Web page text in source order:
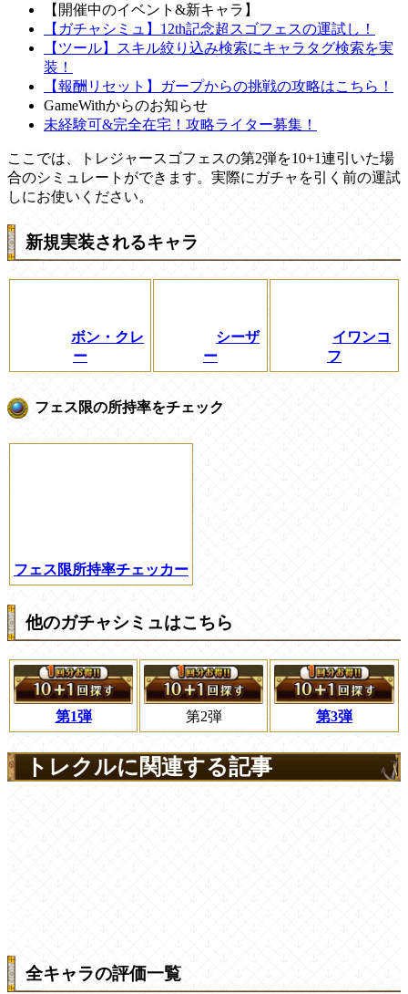
【開催中のイベント&新キャラ】
【ガチャシミュ】12th記念超スゴフェスの運試し！
【ツール】スキル絞り込み検索にキャラタグ検索を実
装！
【報酬リセット】ガープからの挑戦の攻略はこちら！
GameWithからのお知らせ
未経験可&完全在宅！攻略ライター募集！
ここでは、トレジャースゴフェスの第2弾を10+1連引いた場
合のシミュレートができます。実際にガチャを引く前の運試
しにお使いください。
新規実装されるキャラ
ボン・クレ
ー
シーザ
ー
イワンコ
フ
フェス限の所持率をチェック
フェス限所持率チェッカー
他のガチャシミュはこちら
第1弾 第2弾 第3弾
トレクルに関連する記事
全キャラの評価一覧